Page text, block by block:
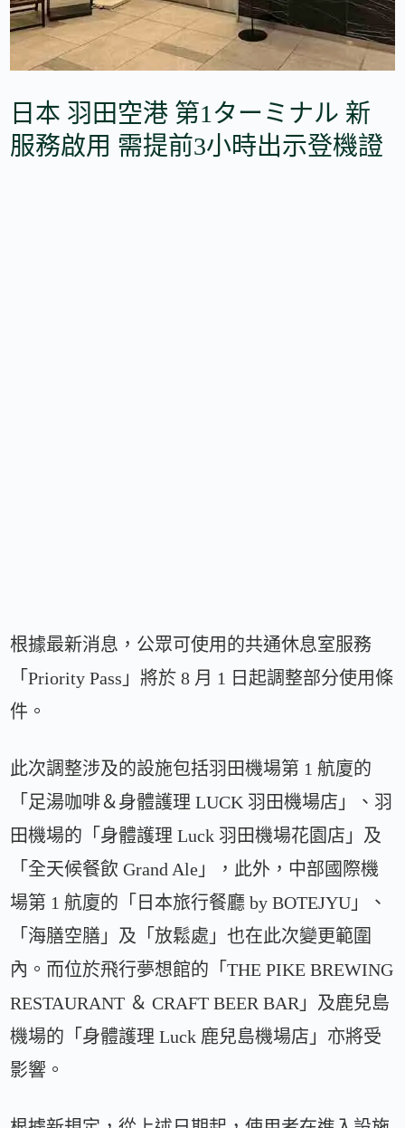
日本 羽田空港 第1ターミナル 新
服務啟用 需提前3小時出示登機證
根據最新消息，公眾可使用的共通休息室服務
「Priority Pass」將於 8 月 1 日起調整部分使用條
件。
此次調整涉及的設施包括羽田機場第 1 航廈的
「足湯咖啡＆身體護理 LUCK 羽田機場店」、羽
田機場的「身體護理 Luck 羽田機場花園店」及
「全天候餐飲 Grand Ale」，此外，中部國際機
場第 1 航廈的「日本旅行餐廳 by BOTEJYU」、
「海膳空膳」及「放鬆處」也在此次變更範圍
內。而位於飛行夢想館的「THE PIKE BREWING
RESTAURANT ＆ CRAFT BEER BAR」及鹿兒島
機場的「身體護理 Luck 鹿兒島機場店」亦將受
影響。